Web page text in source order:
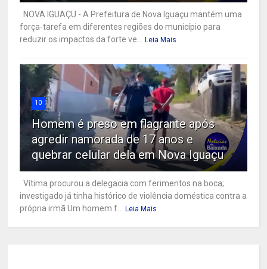
NOVA IGUAÇU - A Prefeitura de Nova Iguaçu mantém uma
força-tarefa em diferentes regiões do município para
reduzir os impactos da forte ve... Leia Mais
10
Homem é preso em flagrante após
agredir namorada de 17 anos e
quebrar celular dela em Nova Iguaçu
Vítima procurou a delegacia com ferimentos na boca;
investigado já tinha histórico de violência doméstica contra a
própria irmã Um homem f... Leia Mais